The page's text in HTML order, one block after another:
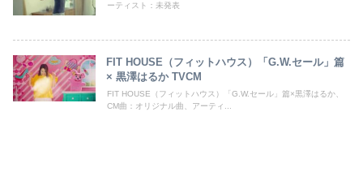
ーティスト：未発表
FIT HOUSE（フィットハウス）「G.W.セール」篇
× 黒澤はるか TVCM
FIT HOUSE（フィットハウス）「G.W.セール」篇×黒澤はるか、
CM曲：オリジナル曲、アーティ...